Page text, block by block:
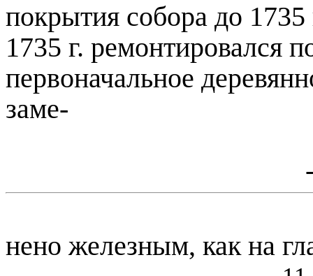
покрытия собора до 1735
1735 г. ремонтировался
первоначальное
заме-
нено железным, как на